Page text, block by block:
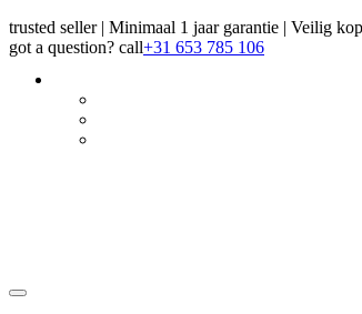
trusted seller | Minimaal 1 jaar garantie | Veilig
got a question? call+31 653 785 106